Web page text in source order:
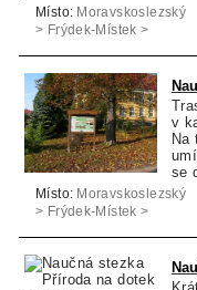
Místo: Moravskoslezský
> Frýdek-Místek >
v
Na
se
Místo: Moravskoslezský
> Frýdek-Místek >